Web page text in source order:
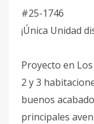
#25-1746
¡Única Unidad
Proyecto en
2 y 3
buenos
principales